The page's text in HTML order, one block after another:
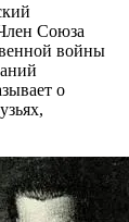
Союза
войны
о